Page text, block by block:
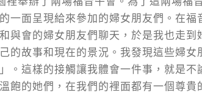
一面呈現給來參加的婦女朋友們。在福
與會的婦女朋友們聊天，於是我也走到
的故事和現在的景況。我發現這些婦女
。這樣的接觸讓我體會一件事，就是不
飽的她們，在我們的裡面都有一個尊貴